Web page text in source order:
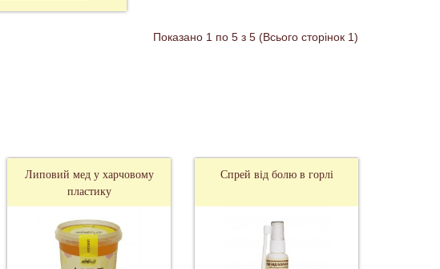
Показано 1 по 5 з 5 (Всього сторінок 1)
Липовий мед у харчовому
пластику
Спрей від болю в горлі